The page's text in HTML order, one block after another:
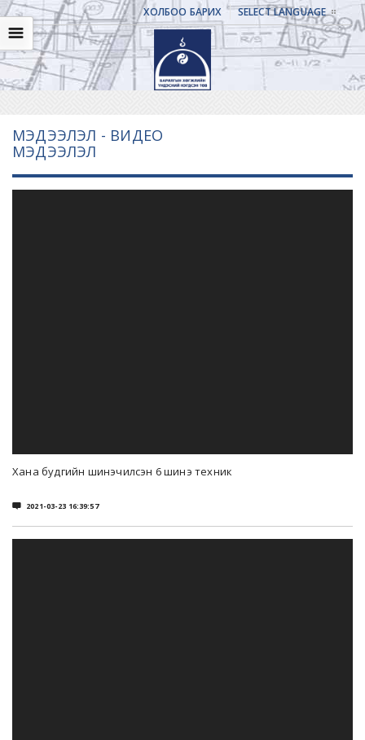
ХОЛБОО БАРИХ SELECT LANGUAGE
☰
МЭДЭЭЛЭЛ - ВИДЕО
МЭДЭЭЛЭЛ
Хана будгийн шинэчилсэн 6 шинэ техник
 2021-03-23 16:39:57